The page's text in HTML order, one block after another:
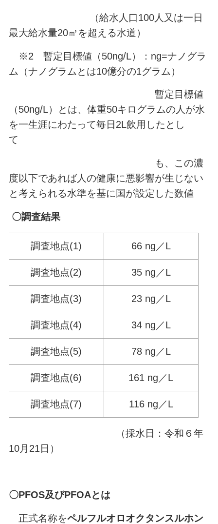
（給水人口100人又は一日
最大給水量20㎥を超える水道）
※2 暫定目標値（50ng/L）：ng=ナノグラ
ム（ナノグラムとは10億分の1グラム）
暫定目標値
（50ng/L）とは、体重50キログラムの人が水
を一生涯にわたって毎日2L飲用したとし
て
も、この濃
度以下であれば人の健康に悪影響が生じない
と考えられる水準を基に国が設定した数値
〇調査結果
調査地点(1) 66 ng／L
調査地点(2) 35 ng／L
調査地点(3) 23 ng／L
調査地点(4) 34 ng／L
調査地点(5) 78 ng／L
調査地点(6) 161 ng／L
調査地点(7) 116 ng／L
（採水日：令和６年
10月21日）
〇PFOS及びPFOAとは
正式名称をペルフルオロオクタンスルホン